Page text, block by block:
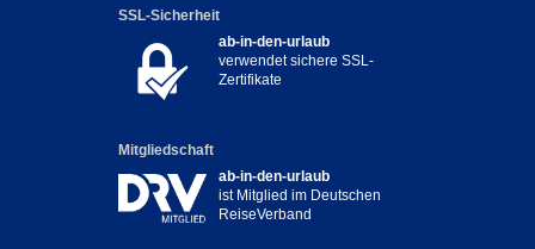
SSL-Sicherheit
ab-in-den-urlaub
verwendet sichere SSL-
Zertifikate
Mitgliedschaft
ab-in-den-urlaub
ist Mitglied im Deutschen
ReiseVerband